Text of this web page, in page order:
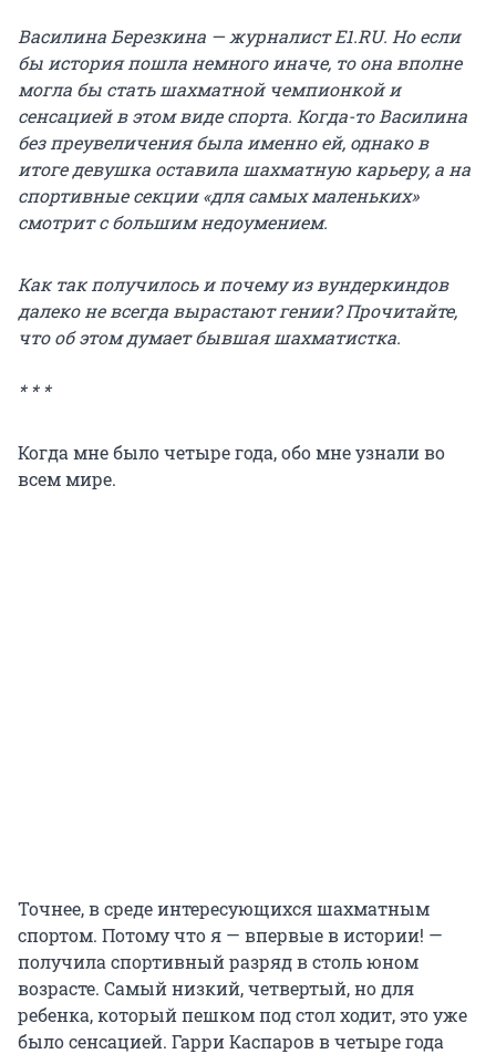
Василина Березкина — журналист E1.RU. Но если
бы история пошла немного иначе, то она вполне
могла бы стать шахматной чемпионкой и
сенсацией в этом виде спорта. Когда-то Василина
без преувеличения была именно ей, однако в
итоге девушка оставила шахматную карьеру, а на
спортивные секции «для самых маленьких»
смотрит с большим недоумением.
Как так получилось и почему из вундеркиндов
далеко не всегда вырастают гении? Прочитайте,
что об этом думает бывшая шахматистка.
* * *
Когда мне было четыре года, обо мне узнали во
всем мире.
Точнее, в среде интересующихся шахматным
спортом. Потому что я — впервые в истории! —
получила спортивный разряд в столь юном
возрасте. Самый низкий, четвертый, но для
ребенка, который пешком под стол ходит, это уже
было сенсацией. Гарри Каспаров в четыре года